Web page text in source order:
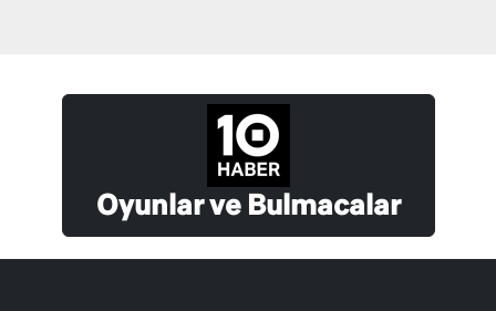
Oyunlar ve Bulmacalar